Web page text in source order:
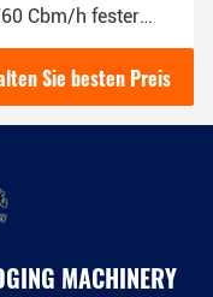
Cbm/h fester
Sie besten Preis
MACHINERY